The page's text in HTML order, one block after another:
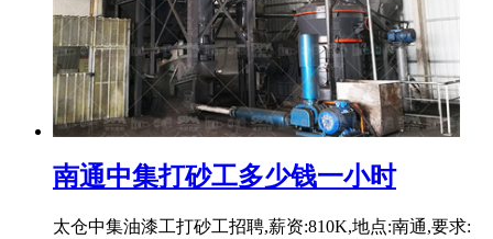
南通中集打砂工多少钱一小时
太仓中集油漆工打砂工招聘,薪资:810K,地点:南通,要求: